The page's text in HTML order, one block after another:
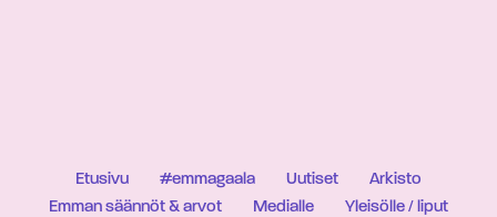
Etusivu #emmagaala Uutiset
Arkisto
Emman säännöt & arvot
Medialle
Yleisölle / liput